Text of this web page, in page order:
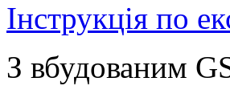
Інструкція по
З вбудованим